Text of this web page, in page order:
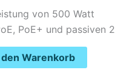
von 500 Watt
PoE+ und passiven
den Warenkorb